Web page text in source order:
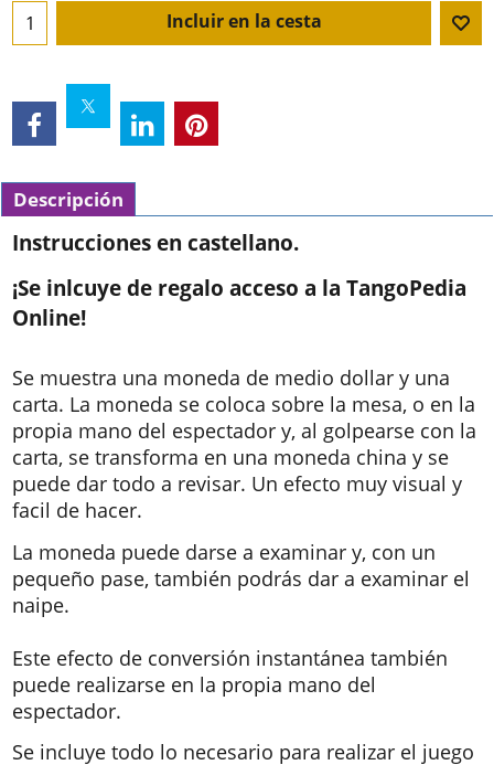
Incluir en la cesta
Descripción
Instrucciones en castellano.
¡Se inlcuye de regalo acceso a la TangoPedia
Online!
Se muestra una moneda de medio dollar y una
carta. La moneda se coloca sobre la mesa, o en la
propia mano del espectador y, al golpearse con la
carta, se transforma en una moneda china y se
puede dar todo a revisar. Un efecto muy visual y
facil de hacer.
La moneda puede darse a examinar y, con un
pequeño pase, también podrás dar a examinar el
naipe.
Este efecto de conversión instantánea también
puede realizarse en la propia mano del
espectador.
Se incluye todo lo necesario para realizar el juego